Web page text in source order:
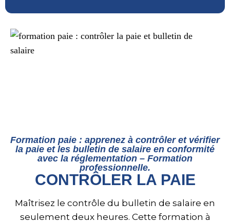
Formation paie : apprenez à contrôler et vérifier
la paie et les bulletin de salaire en conformité
avec la réglementation – Formation
professionnelle.
CONTRÔLER LA PAIE
Maîtrisez le contrôle du bulletin de salaire en
seulement deux heures. Cette formation à